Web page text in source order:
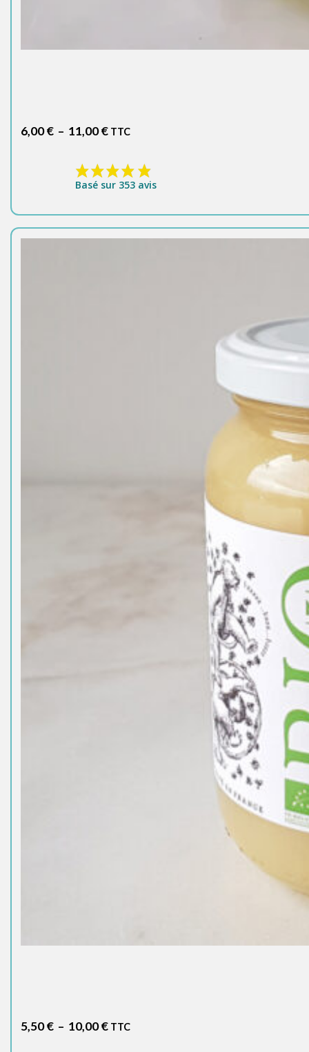
6,00€ – 11,00€Plage
6,00 €
à
TTC
Basé sur 353 avis
5,50€ – 10,00€Plage
TTC